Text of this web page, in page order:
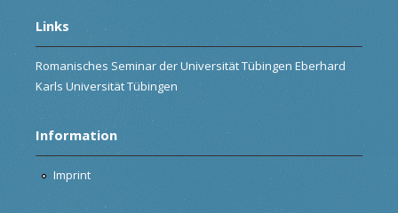
Links
Romanisches Seminar der Universität Tübingen Eberhard
Karls Universität Tübingen
Information
Imprint